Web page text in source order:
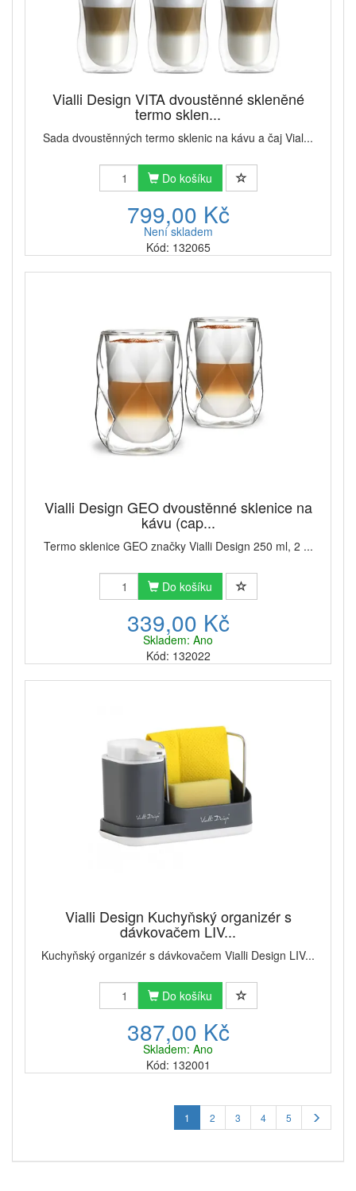
Vialli Design VITA dvoustěnné skleněné
termo sklen...
Sada dvoustěnných termo sklenic na kávu a čaj Vial...
Do košíku
799,00 Kč
Není skladem
Kód: 132065
Vialli Design GEO dvoustěnné sklenice na
kávu (cap...
Termo sklenice GEO značky Vialli Design 250 ml, 2 ...
Do košíku
339,00 Kč
Skladem: Ano
Kód: 132022
Vialli Design Kuchyňský organizér s
dávkovačem LIV...
Kuchyňský organizér s dávkovačem Vialli Design LIV...
Do košíku
387,00 Kč
Skladem: Ano
Kód: 132001
1 2 3 4 5